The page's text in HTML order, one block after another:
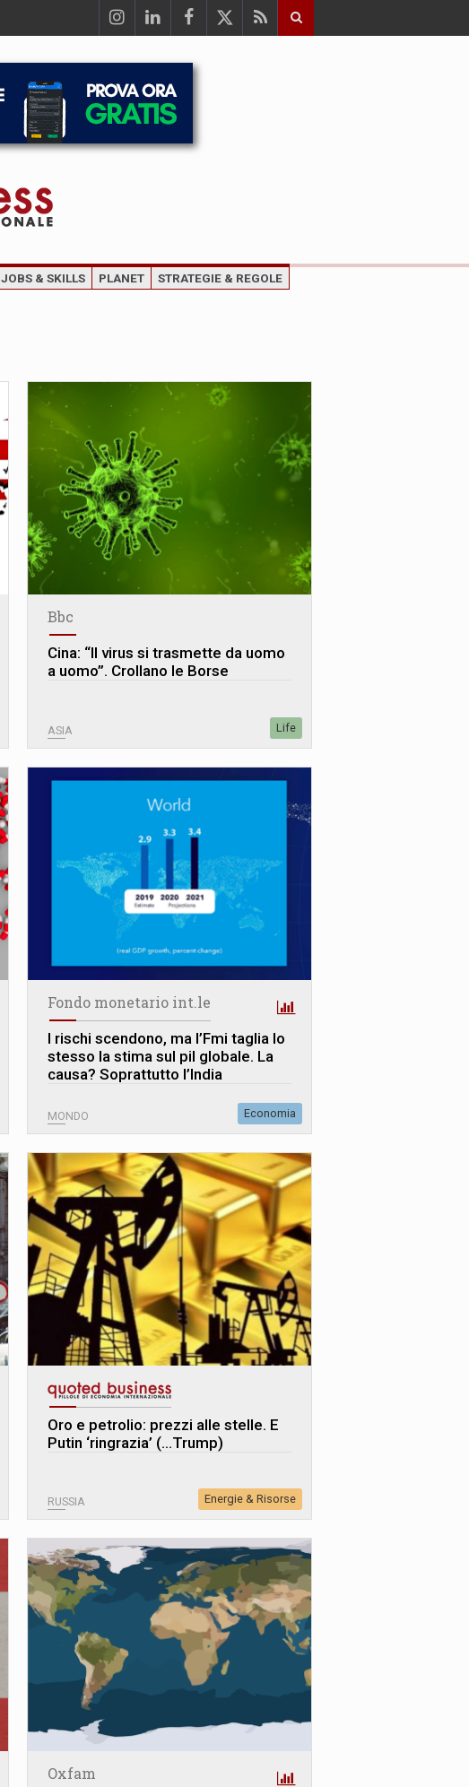
JOBS & SKILLS PLANET STRATEGIE & REGOLE
Bbc
Cina: “Il virus si trasmette da uomo
a uomo”. Crollano le Borse
ASIA Life
Fondo monetario int.le
I rischi scendono, ma l’Fmi taglia lo
stesso la stima sul pil globale. La
causa? Soprattutto l’India
MONDO Economia
Oro e petrolio: prezzi alle stelle. E
Putin ‘ringrazia’ (…Trump)
RUSSIA Energie & Risorse
Oxfam